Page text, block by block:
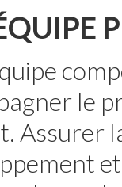
le
Assurer